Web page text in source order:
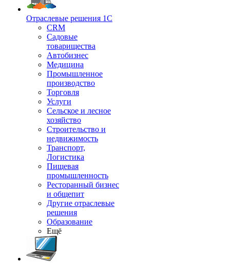
Отраслевые решения 1С
CRM
Садовые
товарищества
Автобизнес
Медицина
Промышленное
производство
Торговля
Услуги
Сельское и лесное
хозяйство
Строительство и
недвижимость
Транспорт,
Логистика
Пищевая
промышленность
Ресторанный бизнес
и общепит
Другие отраслевые
решения
Образование
Ещё